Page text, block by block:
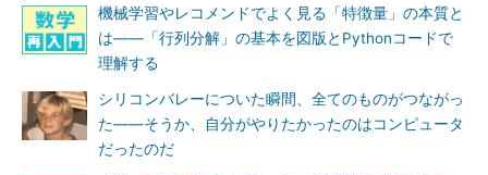
機械学習やレコメンドでよく見る「特徴量」の本質と
は――「行列分解」の基本を図版とPythonコードで
理解する
シリコンバレーについた瞬間、全てのものがつながっ
た――そうか、自分がやりたかったのはコンピュータ
だったのだ